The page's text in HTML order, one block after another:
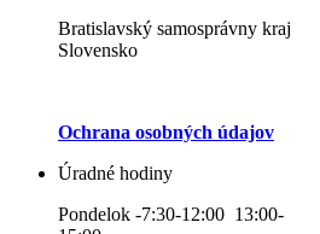
Bratislavský samosprávny kraj
Slovensko
Ochrana osobných údajov
Úradné hodiny
Pondelok -7:30-12:00 13:00-